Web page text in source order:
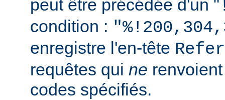
peut être précédée d'un "
condition :
enregistre l'en-tête
requêtes qui ne
codes spécifiés.